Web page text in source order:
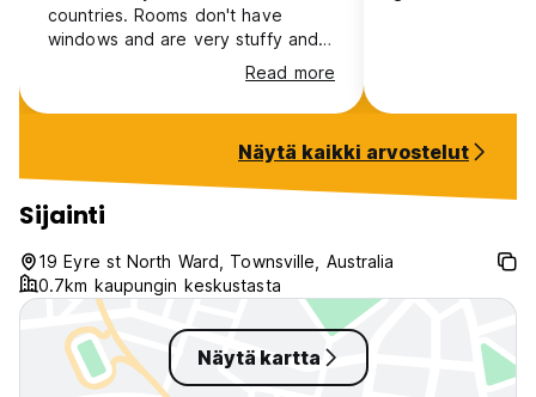
countries. Rooms don't have
windows and are very stuffy and
smelly damp/mouldy. No words for
the kitchen other than insanely
crowded and disgusting. There is
didn't see any staff during our
stay because it is self check in
which also means people don't
follow the rules or quiet time.
Everyone seemed to be living
there long term and the rooms
were so cluttered you could
barely walk in. Don't stay there
Read more
Näytä kaikki arvostelut
Sijainti
19 Eyre st North Ward, Townsville, Australia
0.7km kaupungin keskustasta
Näytä kartta